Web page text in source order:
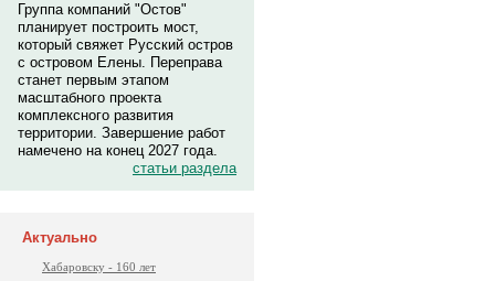
Группа компаний "Остов"
планирует построить мост,
который свяжет Русский остров
с островом Елены. Переправа
станет первым этапом
масштабного проекта
комплексного развития
территории. Завершение работ
намечено на конец 2027 года.
статьи раздела
Актуально
Хабаровску - 160 лет